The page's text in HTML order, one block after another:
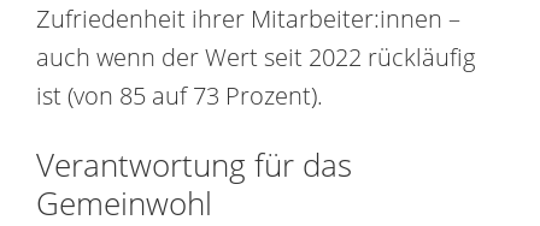
Zufriedenheit ihrer Mitarbeiter:innen –
auch wenn der Wert seit 2022 rückläufig
ist (von 85 auf 73 Prozent).
Verantwortung für das
Gemeinwohl